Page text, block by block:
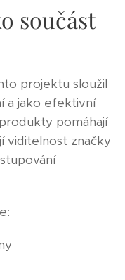
součást
projektu sloužil
a jako efektivní
pomáhají
viditelnost značky